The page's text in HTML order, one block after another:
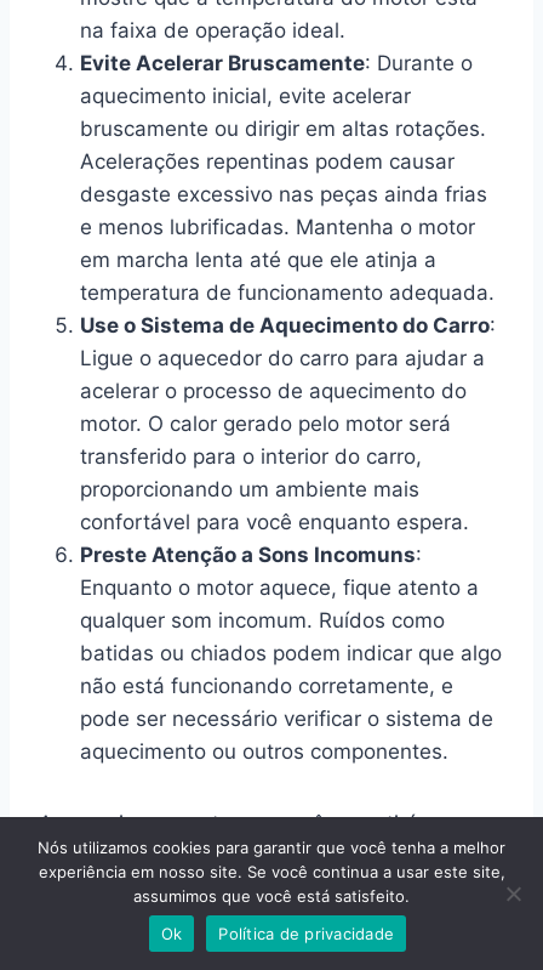
na faixa de operação ideal.
Evite Acelerar Bruscamente: Durante o
aquecimento inicial, evite acelerar
bruscamente ou dirigir em altas rotações.
Acelerações repentinas podem causar
desgaste excessivo nas peças ainda frias
e menos lubrificadas. Mantenha o motor
em marcha lenta até que ele atinja a
temperatura de funcionamento adequada.
Use o Sistema de Aquecimento do Carro:
Ligue o aquecedor do carro para ajudar a
acelerar o processo de aquecimento do
motor. O calor gerado pelo motor será
transferido para o interior do carro,
proporcionando um ambiente mais
confortável para você enquanto espera.
Preste Atenção a Sons Incomuns:
Enquanto o motor aquece, fique atento a
qualquer som incomum. Ruídos como
batidas ou chiados podem indicar que algo
não está funcionando corretamente, e
pode ser necessário verificar o sistema de
aquecimento ou outros componentes.
Ao seguir essas etapas, você garantirá que o
motor do seu carro de luxo esteja
adequadamente aquecido antes de dirigir,
promovendo a longevidade do veículo e um
desempenho ótimo, mesmo em condições de
Nós utilizamos cookies para garantir que você tenha a melhor
experiência em nosso site. Se você continua a usar este site,
assumimos que você está satisfeito.
Ok
Política de privacidade